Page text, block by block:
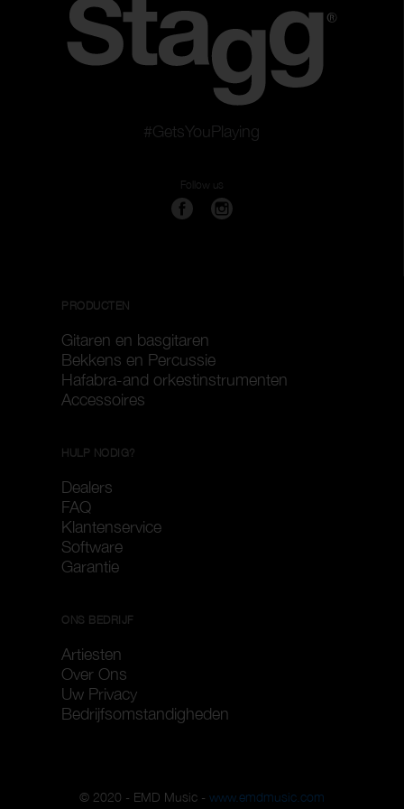
#GetsYouPlaying
Follow us
PRODUCTEN
Gitaren en basgitaren
Bekkens en Percussie
Hafabra-and orkestinstrumenten
Accessoires
HULP NODIG?
Dealers
FAQ
Klantenservice
Software
Garantie
ONS BEDRIJF
Artiesten
Over Ons
Uw Privacy
Bedrijfsomstandigheden
© 2020 - EMD Music - www.emdmusic.com